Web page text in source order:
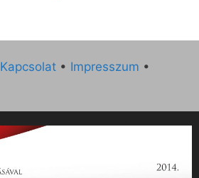
Kapcsolat • Impresszum •